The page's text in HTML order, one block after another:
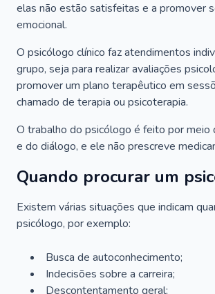
elas não estão satisfeitas e a promover
emocional.
O psicólogo clínico faz atendimentos
grupo, seja para realizar avaliações
promover um plano terapêutico em
chamado de terapia ou psicoterapia.
O trabalho do psicólogo é feito por meio
e do diálogo, e ele não prescreve
Quando procurar um
Existem várias situações que indicam
psicólogo, por exemplo:
Busca de autoconhecimento;
Indecisões sobre a carreira;
Descontentamento geral;